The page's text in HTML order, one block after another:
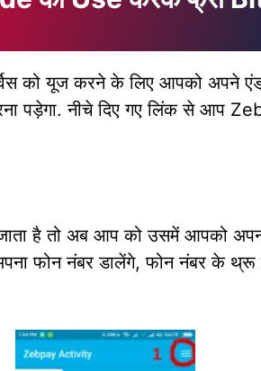
को यूज करने के लिए आपको अपने
पड़ेगा. नीचे दिए गए लिंक से आप
है तो अब आप को उसमें आपको
फोन नंबर डालेंगे, फोन नंबर के